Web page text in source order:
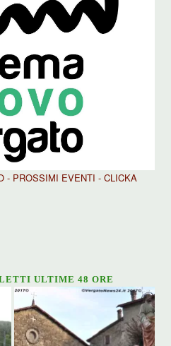
- PROSSIMI EVENTI - CLICKA
ULTIME 48 ORE